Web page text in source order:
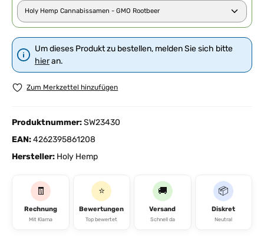
Um dieses Produkt zu bestellen, melden Sie sich bitte
hieran.
Zum Merkzettel hinzufügen
Produktnummer:SW23430
EAN:4262395861208
Hersteller: Holy Hemp
🧾
Rechnung
Mit Klarna
⭐
Bewertungen
Top bewertet
🚚
Versand
Schnell da
📦
Diskret
Neutral